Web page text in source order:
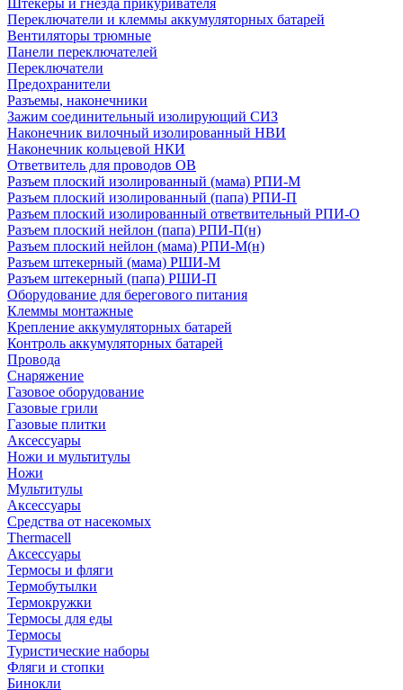
Штекеры и гнезда прикуривателя
Переключатели и клеммы аккумуляторных батарей
Вентиляторы трюмные
Панели переключателей
Переключатели
Предохранители
Разъемы, наконечники
Зажим соединительный изолирующий СИЗ
Наконечник вилочный изолированный НВИ
Наконечник кольцевой НКИ
Ответвитель для проводов ОВ
Разъем плоский изолированный (мама) РПИ-М
Разъем плоский изолированный (папа) РПИ-П
Разъем плоский изолированный ответвительный РПИ-О
Разъем плоский нейлон (папа) РПИ-П(н)
Разъем плоский нейлон (мама) РПИ-М(н)
Разъем штекерный (мама) РШИ-М
Разъем штекерный (папа) РШИ-П
Оборудование для берегового питания
Клеммы монтажные
Крепление аккумуляторных батарей
Контроль аккумуляторных батарей
Провода
Снаряжение
Газовое оборудование
Газовые грили
Газовые плитки
Аксессуары
Ножи и мультитулы
Ножи
Мультитулы
Аксессуары
Средства от насекомых
Thermacell
Аксессуары
Термосы и фляги
Термобутылки
Термокружки
Термосы для еды
Термосы
Туристические наборы
Фляги и стопки
Бинокли